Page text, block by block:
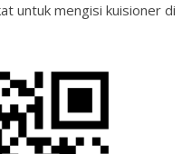
untuk mengisi kuisioner di